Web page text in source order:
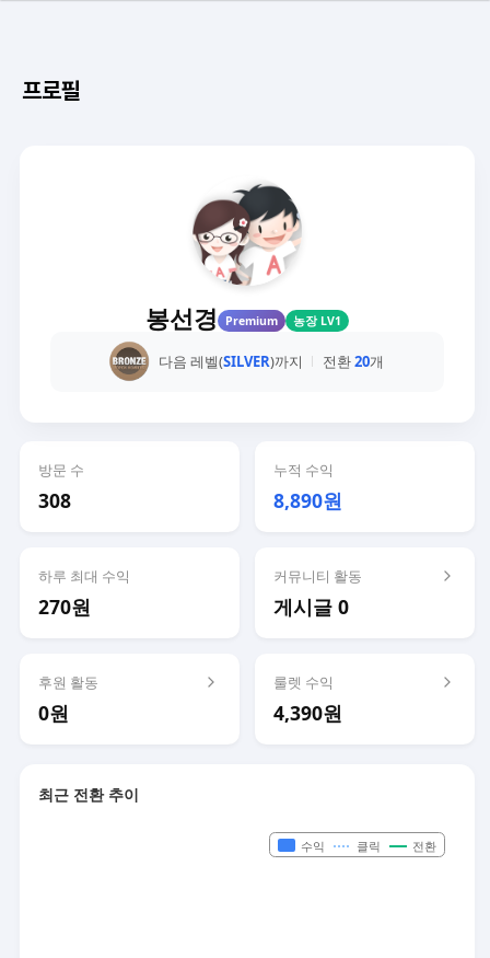
프로필
봉선경 Premium 농장 LV1
다음 레벨(SILVER)까지 전환20개
방문 수
308
누적 수익
8,890원
하루 최대 수익
270원
커뮤니티 활동
게시글 0
후원 활동
0원
룰렛 수익
4,390원
최근 전환 추이